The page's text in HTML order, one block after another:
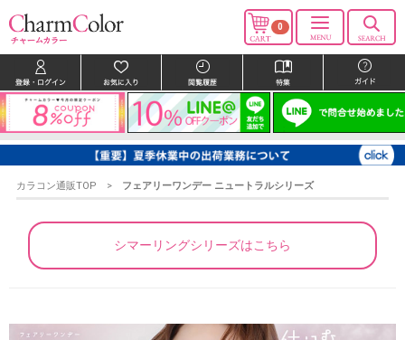
0
カラコン通販TOP フェアリーワンデー ニュートラルシリーズ
シマーリングシリーズはこちら